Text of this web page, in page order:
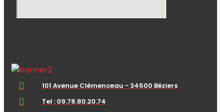
101 Avenue Clémenceau - 34500 Béziers
Tel : 09.78.80.20.74